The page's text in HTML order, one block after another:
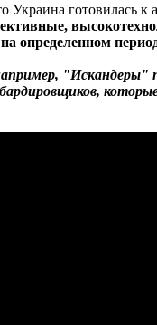
готовилась к
определенном
"Искандеры"